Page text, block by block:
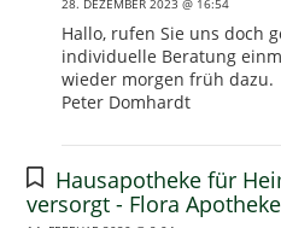
28. DEZEMBER 2023 @ 16:54
Hallo, rufen Sie uns doch
individuelle Beratung
wieder morgen früh dazu.
Peter Domhardt
Hausapotheke für
versorgt - Flora